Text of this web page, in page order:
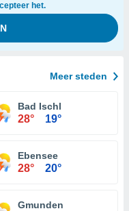
het.
Meer steden
Bad Ischl
28° 19°
Ebensee
28° 20°
Gmunden